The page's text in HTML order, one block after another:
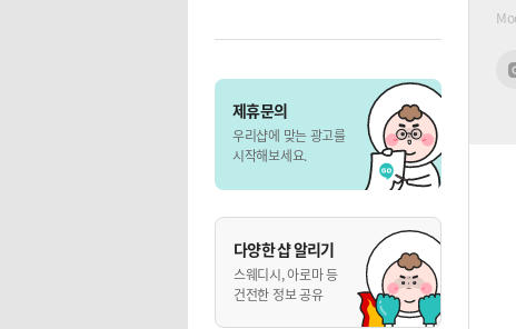
제휴문의
우리샵에 맞는 광고를
시작해보세요.
다양한 샵 알리기
스웨디시, 아로마 등
건전한 정보 공유